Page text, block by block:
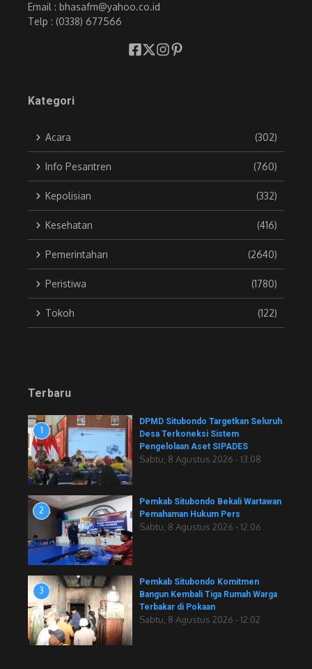
Email : bhasafm@yahoo.co.id
Telp : (0338) 677566
Kategori
Acara (302)
Info Pesantren (760)
Kepolisian (332)
Kesehatan (416)
Pemerintahan (2640)
Peristiwa (1780)
Tokoh (122)
Terbaru
1
DPMD Situbondo Targetkan Seluruh
Desa Terkoneksi Sistem
Pengelolaan Aset SIPADES
Sabtu, 8 Agustus 2026 - 13:08
2
Pemkab Situbondo Bekali Wartawan
Pemahaman Hukum Pers
Sabtu, 8 Agustus 2026 - 12:06
3
Pemkab Situbondo Komitmen
Bangun Kembali Tiga Rumah Warga
Terbakar di Pokaan
Sabtu, 8 Agustus 2026 - 12:02